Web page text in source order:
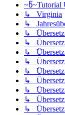
~წ~Tutorial
↳ Virginia
↳
↳
↳
↳
↳
↳
↳
↳
↳
↳